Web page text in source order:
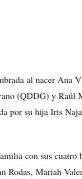
al nacer Ana
(QDDG) y
por su hija Iris
con sus cuatro
Rodas, Mariah